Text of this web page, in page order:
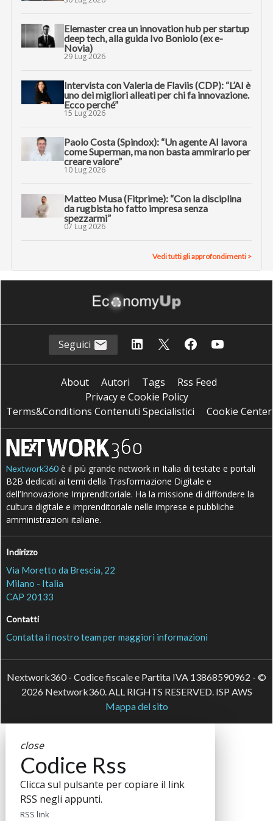
Elemaster crea un innovation hub per startup
deep tech, alla guida Ivo Boniolo (ex e-
Novia)
29 Lug 2026
Intervista con Valeria de Flaviis (CDP): “L’AI è
uno dei migliori alleati per chi fa innovazione.
Ecco perché”
15 Lug 2026
Paolo Costa (Spindox): “Un agente AI lavora
come Superman, ma non basta ammirarlo per
creare valore”
10 Lug 2026
Matteo Musa (Fitprime): “Con la disciplina
da rugbista ho fatto impresa senza
spezzarmi”
07 Lug 2026
Vedi tutti gli approfondimenti >
Seguici
About Autori Tags
Rss Feed
Privacy e Cookie Policy
Terms&Conditions Contenuti Specialistici
Cookie Center
Nextwork360 è il più grande network in Italia di testate e portali
B2B dedicati ai temi della Trasformazione Digitale e
dell’Innovazione Imprenditoriale. Ha la missione di diffondere la
cultura digitale e imprenditoriale nelle imprese e pubbliche
amministrazioni italiane.
Indirizzo
Via Moretto da Brescia, 22
Milano - Italia
CAP 20133
Contatti
Contatta il nostro team per maggiori informazioni
Nextwork360 - Codice fiscale e Partita IVA 13868590962 - ©
2026 Nextwork360. ALL RIGHTS RESERVED. ISP AWS
Mappa del sito
close
Codice Rss
Clicca sul pulsante per copiare il link
RSS negli appunti.
RSS link